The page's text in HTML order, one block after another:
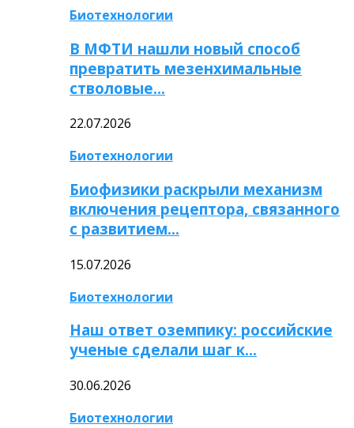
Биотехнологии
В МФТИ нашли новый способ
превратить мезенхимальные
стволовые…
22.07.2026
Биотехнологии
Биофизики раскрыли механизм
включения рецептора, связанного
с развитием…
15.07.2026
Биотехнологии
Наш ответ оземпику: российские
ученые сделали шаг к…
30.06.2026
Биотехнологии